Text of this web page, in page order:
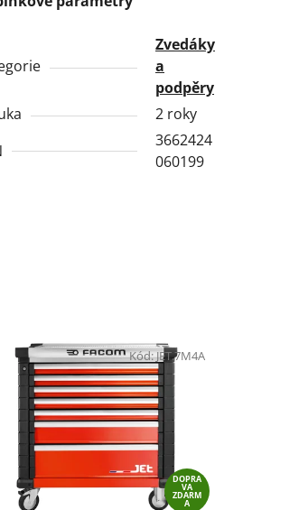
Zvedáky
a
podpěry
2 roky
3662424
060199
DOPRA
VA
ZDARM
A
Kód:JET.7M4A